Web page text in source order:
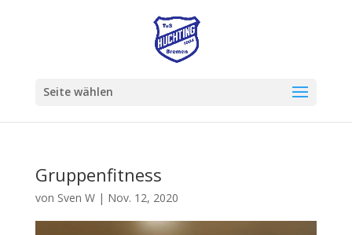
Seite wählen
Gruppenfitness
von Sven W| Nov. 12, 2020